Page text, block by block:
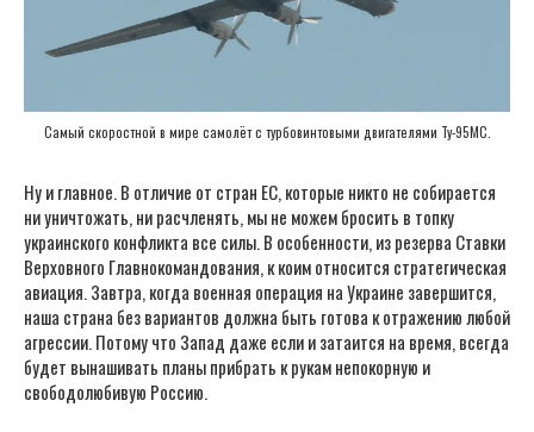
Самый скоростной в мире самолёт с турбовинтовыми двигателями Ту-95МС.
Ну и главное. В отличие от стран ЕС, которые никто не собирается
ни уничтожать, ни расчленять, мы не можем бросить в топку
украинского конфликта все силы. В особенности, из резерва Ставки
Верховного Главнокомандования, к коим относится стратегическая
авиация. Завтра, когда военная операция на Украине завершится,
наша страна без вариантов должна быть готова к отражению любой
агрессии. Потому что Запад даже если и затаится на время, всегда
будет вынашивать планы прибрать к рукам непокорную и
свободолюбивую Россию.